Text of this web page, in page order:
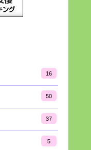
16
50
37
5